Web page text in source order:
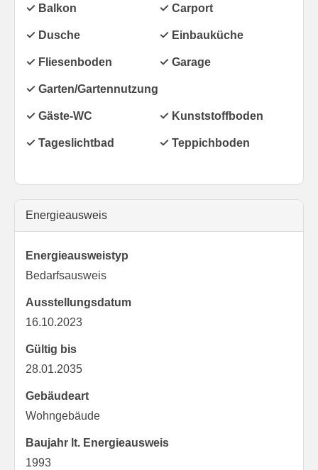
✓ Balkon ✓ Carport
✓ Dusche ✓ Einbauküche
✓ Fliesenboden ✓ Garage
✓ Garten/Gartennutzung
✓ Gäste-WC ✓ Kunststoffboden
✓ Tageslichtbad ✓ Teppichboden
Energieausweis
Energieausweistyp
Bedarfs­ausweis
Ausstellungsdatum
16.10.2023
Gültig bis
28.01.2035
Gebäudeart
Wohngebäude
Baujahr lt. Energieausweis
1993